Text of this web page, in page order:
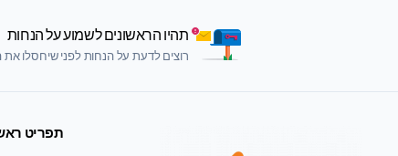
תהיו הראשונים לשמוע על הנחות
רוצים לדעת על הנחות לפני שיחסלו את
תפריט